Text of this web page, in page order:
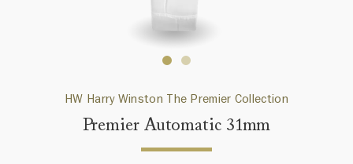
HW Harry Winston The Premier Collection
Premier Automatic 31mm